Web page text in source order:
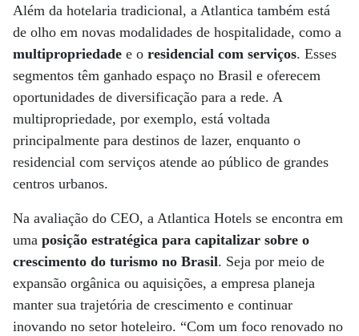
Além da hotelaria tradicional, a Atlantica também está
de olho em novas modalidades de hospitalidade, como a
multipropriedade e o residencial com serviços. Esses
segmentos têm ganhado espaço no Brasil e oferecem
oportunidades de diversificação para a rede. A
multipropriedade, por exemplo, está voltada
principalmente para destinos de lazer, enquanto o
residencial com serviços atende ao público de grandes
centros urbanos.
Na avaliação do CEO, a Atlantica Hotels se encontra em
uma posição estratégica para capitalizar sobre o
crescimento do turismo no Brasil. Seja por meio de
expansão orgânica ou aquisições, a empresa planeja
manter sua trajetória de crescimento e continuar
inovando no setor hoteleiro. “Com um foco renovado no